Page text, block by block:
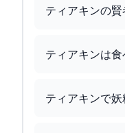
ティアキンの
ティアキンは
ティアキンで